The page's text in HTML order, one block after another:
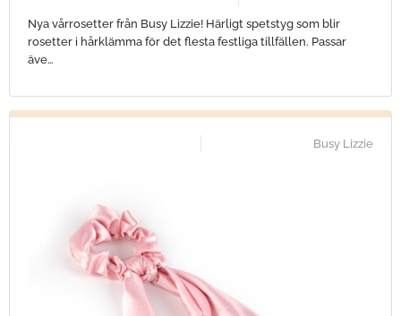
Nya vårrosetter från Busy Lizzie! Härligt spetstyg som blir
rosetter i hårklämma för det flesta festliga tillfällen. Passar
äve…
Busy Lizzie